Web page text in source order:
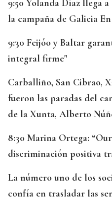
9:50 Yolanda Díaz llega
la campaña de Galicia
9:30 Feijóo y Baltar
integral firme"
Carballiño, San Cibrao,
fueron las paradas del
de la Xunta, Alberto
8:30 Marina Ortega:
discriminación positiva
La número uno de los
confía en trasladar las